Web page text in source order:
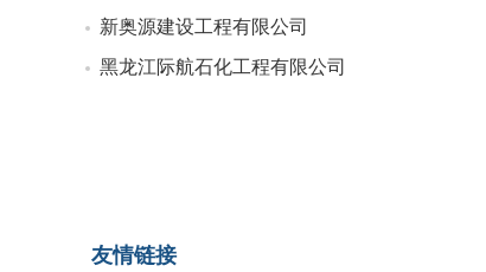
新奥源建设工程有限公司
黑龙江际航石化工程有限公司
友情链接